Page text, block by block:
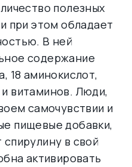
полезных
при этом обладает
В ней
содержание
18 аминокислот,
витаминов. Люди,
самочувствии и
пищевые добавки,
в свой
активировать